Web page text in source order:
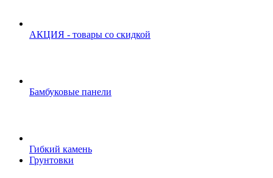
АКЦИЯ - товары со скидкой
Бамбуковые панели
Гибкий камень
Грунтовки